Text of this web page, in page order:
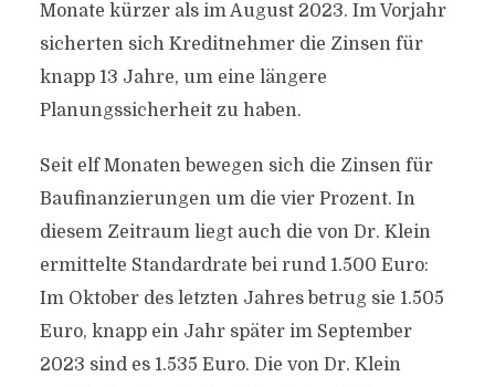
Monate kürzer als im August 2023. Im Vorjahr
sicherten sich Kreditnehmer die Zinsen für
knapp 13 Jahre, um eine längere
Planungssicherheit zu haben.
Seit elf Monaten bewegen sich die Zinsen für
Baufinanzierungen um die vier Prozent. In
diesem Zeitraum liegt auch die von Dr. Klein
ermittelte Standardrate bei rund 1.500 Euro:
Im Oktober des letzten Jahres betrug sie 1.505
Euro, knapp ein Jahr später im September
2023 sind es 1.535 Euro. Die von Dr. Klein